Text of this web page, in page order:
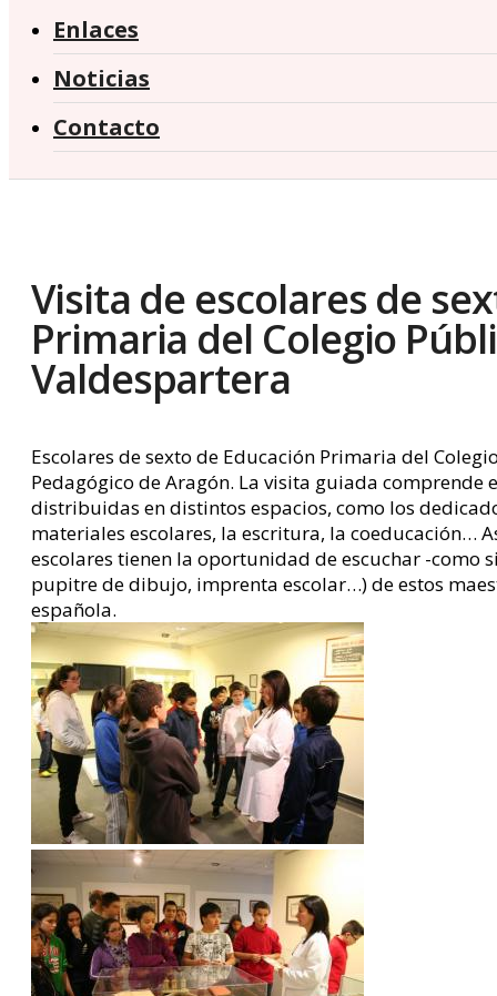
Enlaces
Noticias
Contacto
Visita de escolares de
Primaria del Colegio
Valdespartera
Escolares de sexto de Educación Primaria del
Pedagógico de Aragón. La visita guiada
distribuidas en distintos espacios, como los
materiales escolares, la escritura, la coeducación…
escolares tienen la oportunidad de escuchar -como
pupitre de dibujo, imprenta escolar…) de estos
española.